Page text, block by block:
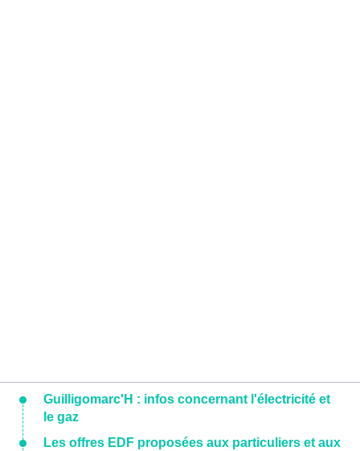
Guilligomarc'H : infos concernant l'électricité et
le gaz
Les offres EDF proposées aux particuliers et aux